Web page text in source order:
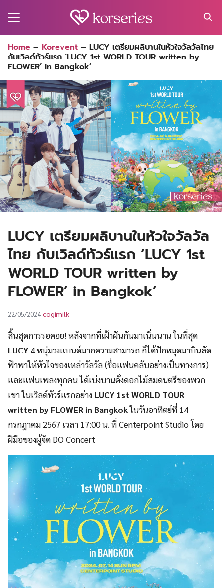
for:
Home – Korevent – LUCY เตรียมผลิบานในหัวใจวัลวัลไทย
กับเวิลด์ทัวร์แรก ‘LUCY 1st WORLD TOUR written by
FLOWER’ in Bangkok’
LUCY เตรียมผลิบานในหัวใจวัลวัล
ไทย กับเวิลด์ทัวร์แรก ‘LUCY 1st
WORLD TOUR written by
FLOWER’ in Bangkok’
22/05/2024 cogimilk
สิ้นสุดการรอคอย! หลังจากที่เฝ้าฝันกันมาเนิ่นนาน ในที่สุด
LUCY 4 หนุ่มวงแบนด์มากความสามารถ ก็ได้ปักหมุดมาบินลัด
ฟ้าพาให้หัวใจของเหล่าวัลวัล (ชื่อแฟนคลับอย่างเป็นทางการ)
และแฟนเพลงทุกคน ได้เบ่งบานดั่งดอกไม้สมดนตรีของพวก
เขา ในเวิลด์ทัวร์แรกอย่าง LUCY 1st WORLD TOUR
written by FLOWER in Bangkokในวันอาทิตย์ที่ 14
กรกฎาคม 2567 เวลา 17:00 น. ที่ Centerpoint Studio โดย
ฝีมือของผู้จัด DO Concert